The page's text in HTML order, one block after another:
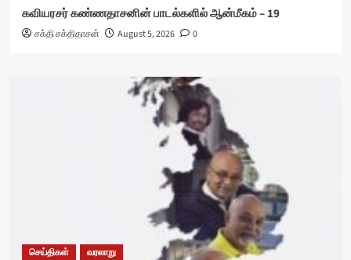
கவியரசர் கண்ணதாசனின் பாடல்களில் ஆன்மீகம் – 19
சக்தி சக்திதாசன் August 5, 2026 0
செய்திகள் வரலாறு